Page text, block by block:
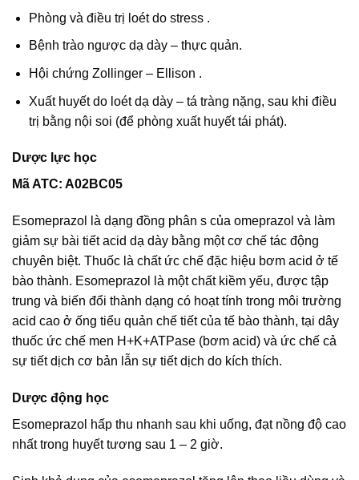
Phòng và điều trị loét do stress .
Bệnh trào ngược dạ dày – thực quản.
Hội chứng Zollinger – Ellison .
Xuất huyết do loét dạ dày – tá tràng nặng, sau khi điều
trị bằng nội soi (để phòng xuất huyết tái phát).
Dược lực học
Mã ATC: A02BC05
Esomeprazol là dạng đồng phân s của omeprazol và làm
giảm sự bài tiết acid dạ dày bằng một cơ chế tác động
chuyên biệt. Thuốc là chất ức chế đặc hiệu bơm acid ở tế
bào thành. Esomeprazol là một chất kiềm yếu, được tập
trung và biến đổi thành dạng có hoạt tính trong môi trường
acid cao ở ống tiểu quản chế tiết của tế bào thành, tại dây
thuốc ức chế men H+K+ATPase (bơm acid) và ức chế cả
sự tiết dịch cơ bản lẫn sự tiết dịch do kích thích.
Dược động học
Esomeprazol hấp thu nhanh sau khi uống, đạt nồng độ cao
nhất trong huyết tương sau 1 – 2 giờ.